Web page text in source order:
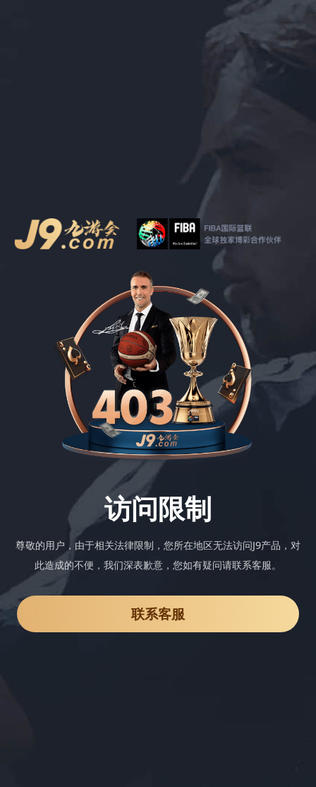
访问限制
尊敬的用户，由于相关法律限制，您所在地区无法访问J9产品，对
此造成的不便，我们深表歉意，您如有疑问请联系客服。
联系客服